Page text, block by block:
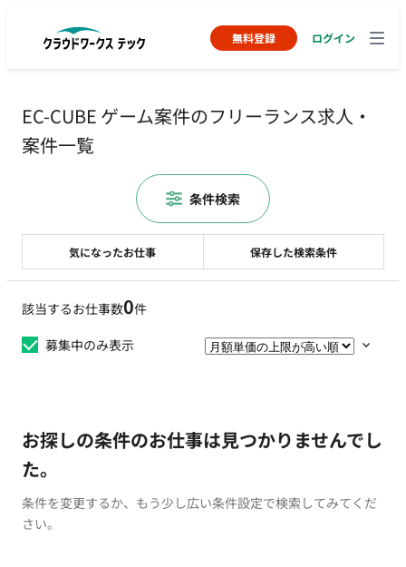
無料登録 ログイン
EC-CUBE ゲーム案件のフリーランス求人・
案件一覧
該当するお仕事数0件
募集中のみ表示
お探しの条件のお仕事は見つかりませんでし
た。
条件を変更するか、もう少し広い条件設定で検索してみてくだ
さい。
気になったお仕事 保存した検索条件
条件検索